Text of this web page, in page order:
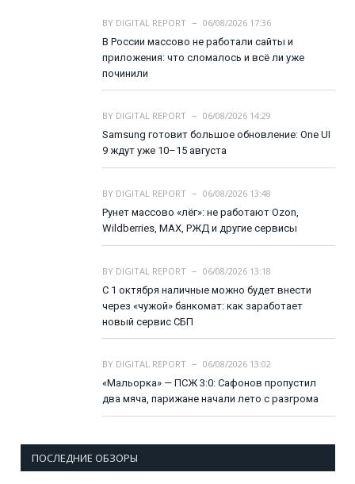
BY DIGITAL REPORT
06/08/2026 17:36
В России массово не работали сайты и
приложения: что сломалось и всё ли уже
починили
BY DIGITAL REPORT
06/08/2026 14:29
Samsung готовит большое обновление: One UI
9 ждут уже 10–15 августа
BY DIGITAL REPORT
06/08/2026 13:48
Рунет массово «лёг»: не работают Ozon,
Wildberries, MAX, РЖД и другие сервисы
BY DIGITAL REPORT
06/08/2026 13:18
С 1 октября наличные можно будет внести
через «чужой» банкомат: как заработает
новый сервис СБП
BY DIGITAL REPORT
06/08/2026 13:02
«Мальорка» — ПСЖ 3:0: Сафонов пропустил
два мяча, парижане начали лето с разгрома
ПОСЛЕДНИЕ ОБЗОРЫ